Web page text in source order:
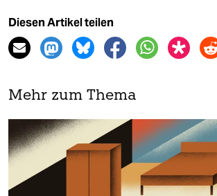
Diesen Artikel teilen
Mehr zum Thema